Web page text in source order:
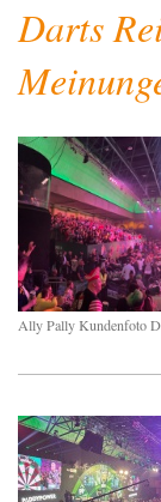
Darts
Ally Pally Kundenfoto